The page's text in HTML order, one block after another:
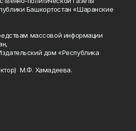
Башкортостан «Шаранские
массовой информации
дом «Республика
М.Ф. Хамадеева.